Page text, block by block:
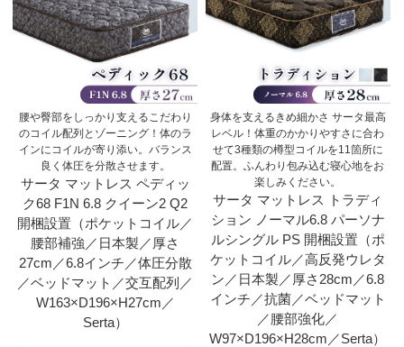
腰や臀部をしっかり支えるこだわり
のコイル配列とゾーニング！体のラ
インにコイルが寄り添い。バランス
良く体圧を分散させます。
サータ マットレス ペディッ
ク68 F1N 6.8 クイーン2 Q2
開梱設置（ポケットコイル／
腰部補強／日本製／厚さ
27cm／6.8インチ／体圧分散
／ベッドマット／交互配列／
W163×D196×H27cm／
Serta）
身体を支えるきめ細かさ サータ最高
レベル！体重のかかりやすさに合わ
せて3種類の樽型コイルを11箇所に
配置。ふんわり包み込む寝心地をお
楽しみください。
サータ マットレス トラディ
ション ノーマル6.8 パーソナ
ルシングル PS 開梱設置（ポ
ケットコイル／高反発ウレタ
ン／日本製／厚さ28cm／6.8
インチ／抗菌／ベッドマット
／腰部強化／
W97×D196×H28cm／Serta）